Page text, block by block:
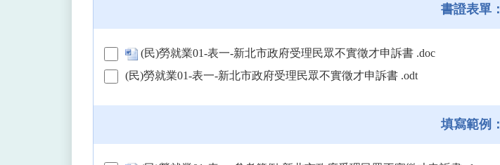
書證表單：
(民)勞就業01-表一-新北市政府受理民眾不實徵才申訴書 .doc
(民)勞就業01-表一-新北市政府受理民眾不實徵才申訴書 .odt
填寫範例：